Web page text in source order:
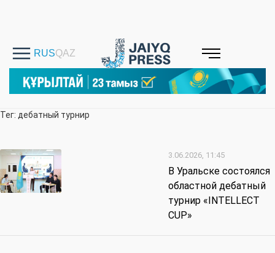
Тег: дебатный турнир
3.06.2026, 11:45
В Уральске состоялся
областной дебатный
турнир «INTELLECT
CUP»